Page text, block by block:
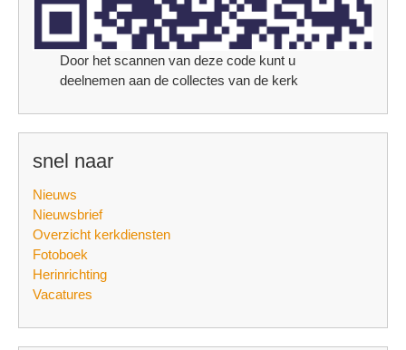
Door het scannen van deze code kunt u
deelnemen aan de collectes van de kerk
snel naar
Nieuws
Nieuwsbrief
Overzicht kerkdiensten
Fotoboek
Herinrichting
Vacatures